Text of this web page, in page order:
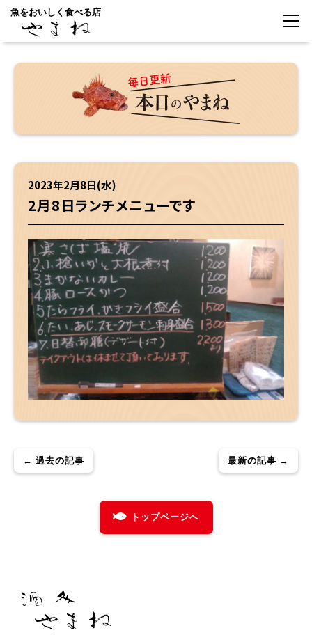
魚をおいしく食べる店
2023年2月8日(水)
2月8日ランチメニューです
← 過去の記事 最新の記事 →
トップページへ